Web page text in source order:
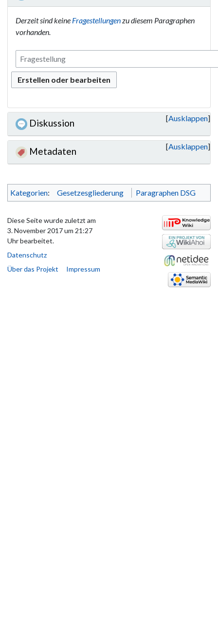
Derzeit sind keine Fragestellungen zu diesem Paragraphen
vorhanden.
Erstellen oder bearbeiten
Ausklappen
Diskussion
Ausklappen
Metadaten
Kategorien: Gesetzesgliederung Paragraphen DSG
Diese Seite wurde zuletzt am
3. November 2017 um 21:27
Uhr bearbeitet.
Datenschutz
Über das Projekt
Impressum